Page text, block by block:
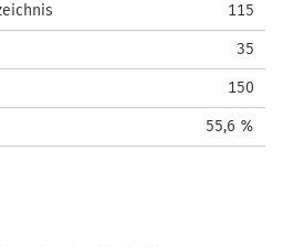
115
35
150
55,6 %